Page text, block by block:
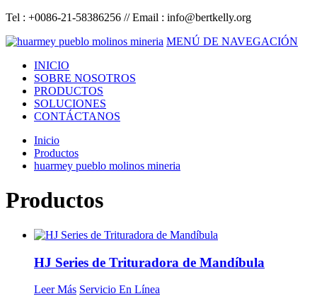
Tel : +0086-21-58386256 // Email : info@bertkelly.org
MENÚ DE NAVEGACIÓN
INICIO
SOBRE NOSOTROS
PRODUCTOS
SOLUCIONES
CONTÁCTANOS
Inicio
Productos
huarmey pueblo molinos mineria
Productos
HJ Series de Trituradora de Mandíbula
Leer Más Servicio En Línea